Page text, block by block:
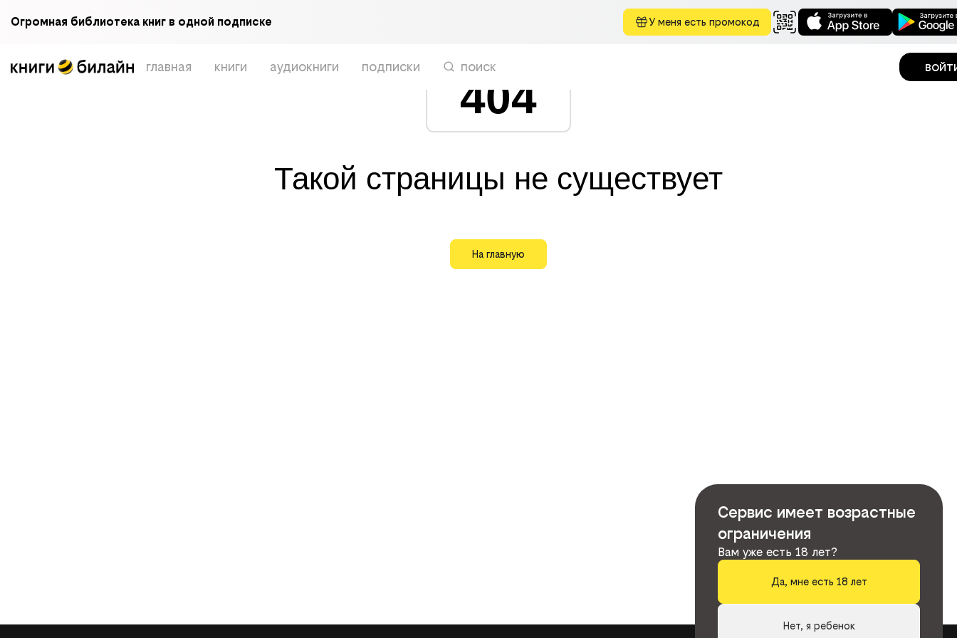
Огромная библиотека книг в одной подписке У меня есть промокод
главная книги аудиокниги подписки поиск
404
Такой страницы не существует
На главную
Сервис имеет возрастные
ограничения
Вам уже есть 18 лет?
Да, мне есть 18 лет
Нет, я ребенок